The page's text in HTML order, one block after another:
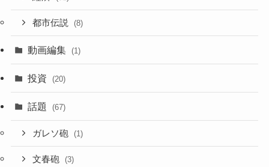
都市伝説 (8)
動画編集 (1)
投資 (20)
話題 (67)
ガレソ砲 (1)
文春砲 (3)